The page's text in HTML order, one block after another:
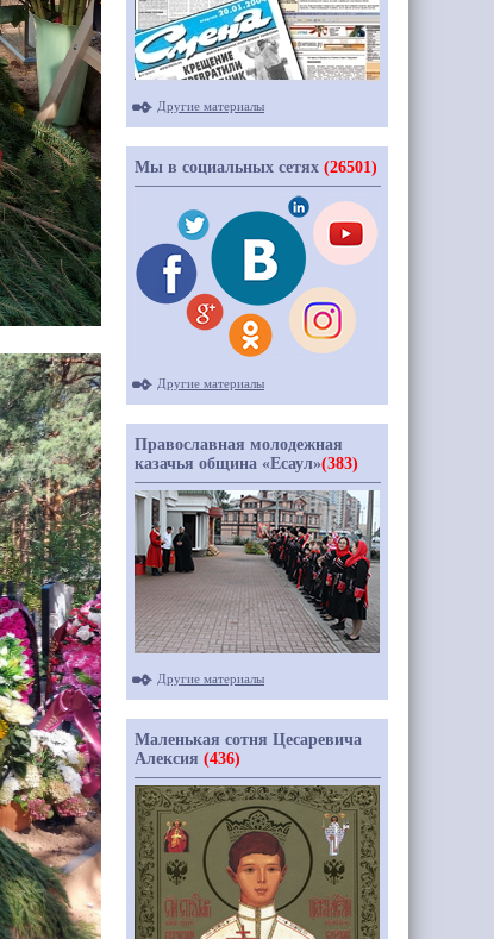
Другие материалы
Мы в социальных сетях (26501)
Другие материалы
Православная молодежная
казачья община «Есаул»(383)
Другие материалы
Маленькая сотня Цесаревича
Алексия (436)